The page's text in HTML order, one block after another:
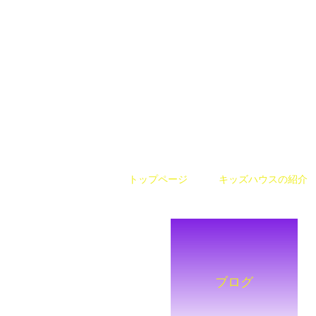
トップページ キッズハウスの紹介
ブログ